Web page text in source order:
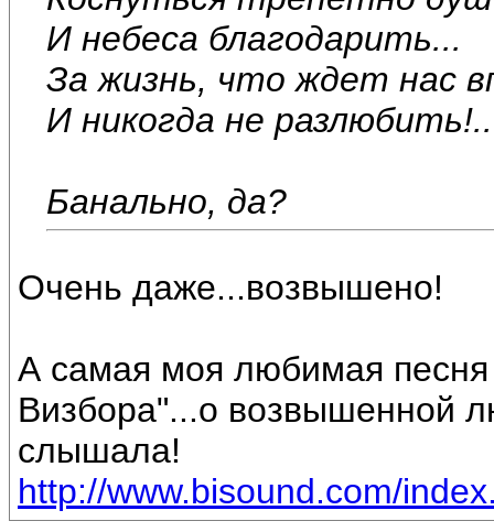
И небеса благодарить...
За жизнь, что ждет нас
И никогда не
Банально, да?
Очень даже...возвышено!
А самая моя любимая
Визбора"...о возвышенной
слышала!
http://www.bisound.com/